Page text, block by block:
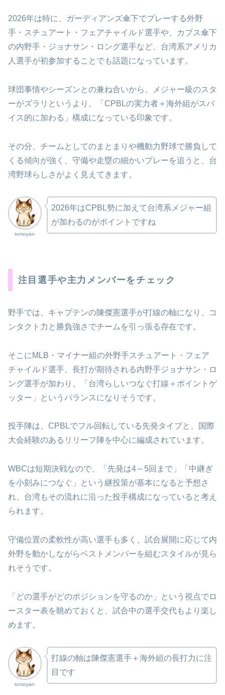
2026年は特に、ガーディアンズ傘下でプレーする外野
手・スチュアート・フェアチャイルド選手や、カブス傘下
の内野手・ジョナサン・ロング選手など、台湾系アメリカ
人選手が初参加することでも話題になっています。
球団事情やシーズンとの兼ね合いから、メジャー級のスタ
ーがズラリというより、「CPBLの実力者＋海外組がスパ
イス的に加わる」構成になっている印象です。
その分、チームとしてのまとまりや機動力野球で勝負して
くる傾向が強く、守備や走塁の細かいプレーを追うと、台
湾野球らしさがよく見えてきます。
tomoyan
2026年はCPBL勢に加えて台湾系メジャー組
が加わるのがポイントですね
注目選手や主力メンバーをチェック
野手では、キャプテンの陳傑憲選手が打線の軸になり、コ
ンタクト力と勝負強さでチームを引っ張る存在です。
そこにMLB・マイナー組の外野手スチュアート・フェア
チャイルド選手、長打が期待される内野手ジョナサン・ロ
ング選手が加わり、「台湾らしいつなぐ打線＋ポイントゲ
ッター」というバランスになりそうです。
投手陣は、CPBLでフル回転している先発タイプと、国際
大会経験のあるリリーフ陣を中心に編成されています。
WBCは短期決戦なので、「先発は4～5回まで」「中継ぎ
を小刻みにつなぐ」という継投策が基本になると予想さ
れ、台湾もその流れに沿った投手構成になっていると考え
られます。
守備位置の柔軟性が高い選手も多く、試合展開に応じて内
外野を動かしながらベストメンバーを組むスタイルが見ら
れそうです。
「どの選手がどのポジションを守るのか」という視点でロ
ースター表を眺めておくと、試合中の選手交代もより楽し
めます。
tomoyan
打線の軸は陳傑憲選手＋海外組の長打力に注
目です